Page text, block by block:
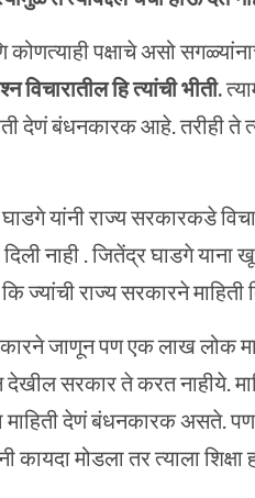
पक्षाचे असो
विचारातील हि त्यांची भीती.
देणं बंधनकारक आहे. तरीही ते
यांनी राज्य सरकारकडे
दिली नाही . जितेंद्र घाडगे
राज्य सरकारने माहिती
जाणून पण एक लाख लोक
सरकार ते करत नाहीये.
माहिती देणं बंधनकारक असते.
कायदा मोडला तर त्याला